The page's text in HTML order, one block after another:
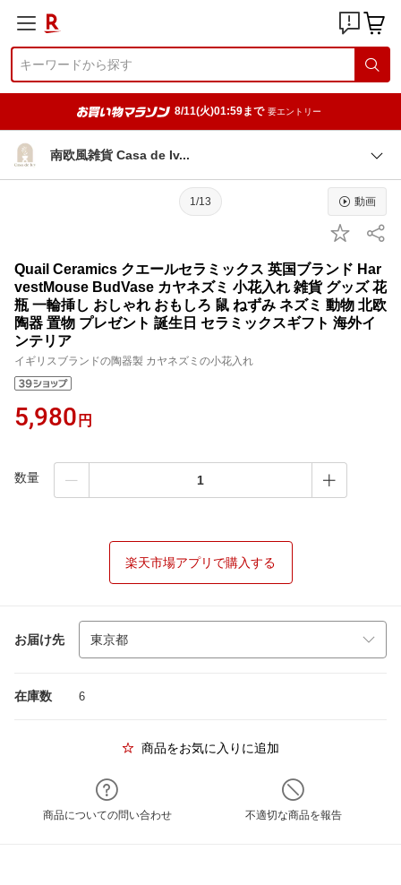
8/11(火)01:59まで 要エントリー
南欧風雑貨 Casa de Iv
1/13 動画
Quail Ceramics クエールセラミックス 英国ブランド Har
vestMouse BudVase カヤネズミ 小花入れ 雑貨 グッズ 花
瓶 一輪挿し おしゃれ おもしろ 鼠 ねずみ ネズミ 動物 北欧
陶器 置物 プレゼント 誕生日 セラミックスギフト 海外イ
ンテリア
イギリスブランドの陶器製 カヤネズミの小花入れ
5,980 円
数量
楽天市場アプリで購入する
お届け先
在庫数 6
商品をお気に入りに追加
商品についての問い合わせ 不適切な商品を報告